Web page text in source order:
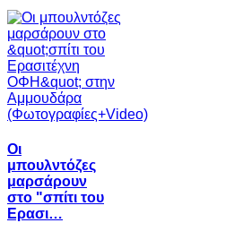
Oι
μπουλντόζες
μαρσάρουν
στο "σπίτι του
Ερασι…